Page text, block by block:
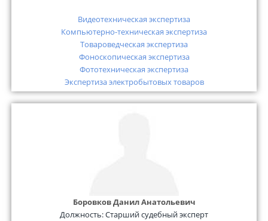
Видеотехническая экспертиза
Компьютерно-техническая экспертиза
Товароведческая экспертиза
Фоноскопическая экспертиза
Фототехническая экспертиза
Экспертиза электробытовых товаров
Боровков Данил Анатольевич
Должность:Старший судебный эксперт